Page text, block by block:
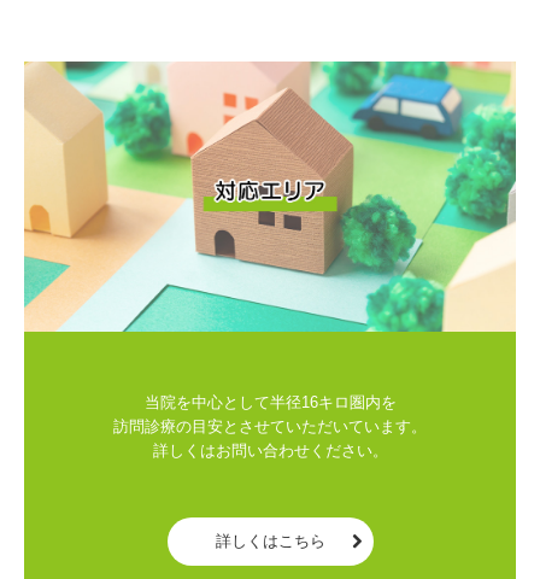
当院を中心として半径16キロ圏内を
訪問診療の目安とさせていただいています。
詳しくはお問い合わせください。
詳しくはこちら